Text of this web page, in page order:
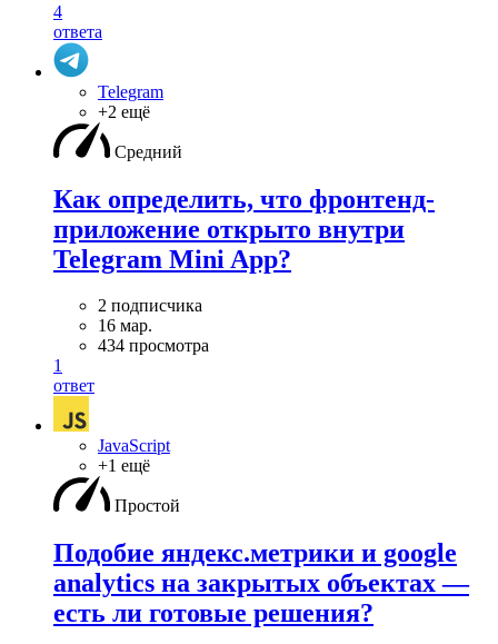
4
ответа
Telegram
+2 ещё
Средний
Как определить, что фронтенд-
приложение открыто внутри
Telegram Mini App?
2 подписчика
16 мар.
434 просмотра
1
ответ
JavaScript
+1 ещё
Простой
Подобие яндекс.метрики и google
analytics на закрытых объектах —
есть ли готовые решения?